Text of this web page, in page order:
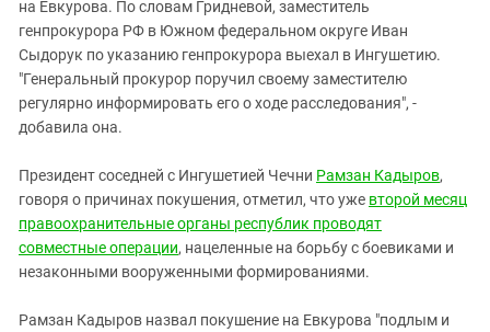
на Евкурова. По словам Гридневой, заместитель
генпрокурора РФ в Южном федеральном округе Иван
Сыдорук по указанию генпрокурора выехал в Ингушетию.
"Генеральный прокурор поручил своему заместителю
регулярно информировать его о ходе расследования", -
добавила она.
Президент соседней с Ингушетией Чечни Рамзан Кадыров,
говоря о причинах покушения, отметил, что уже второй месяц
правоохранительные органы республик проводят
совместные операции, нацеленные на борьбу с боевиками и
незаконными вооруженными формированиями.
Рамзан Кадыров назвал покушение на Евкурова "подлым и